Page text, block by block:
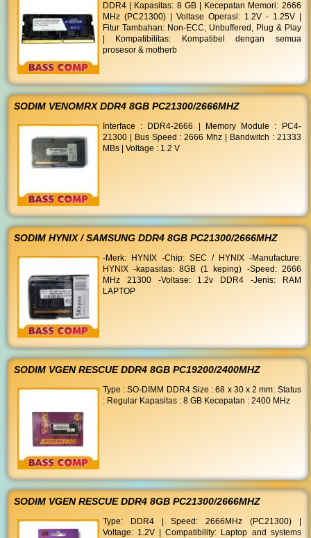
DDR4 | Kapasitas: 8 GB | Kecepatan Memori: 2666
MHz (PC21300) | Voltase Operasi: 1.2V - 1.25V |
Fitur Tambahan: Non-ECC, Unbuffered, Plug & Play
| Kompatibilitas: Kompatibel dengan semua
prosesor & motherb
SODIM VENOMRX DDR4 8GB PC21300/2666MHZ
Interface : DDR4-2666 | Memory Module : PC4-
21300 | Bus Speed : 2666 Mhz | Bandwitch : 21333
MBs | Voltage : 1.2 V
SODIM HYNIX / SAMSUNG DDR4 8GB PC21300/2666MHZ
-Merk: HYNIX -Chip: SEC / HYNIX -Manufacture:
HYNIX -kapasitas: 8GB (1 keping) -Speed: 2666
MHz 21300 -Voltase: 1.2v DDR4 -Jenis: RAM
LAPTOP
SODIM VGEN RESCUE DDR4 8GB PC19200/2400MHZ
Type : SO-DIMM DDR4 Size : 68 x 30 x 2 mm: Status
: Regular Kapasitas : 8 GB Kecepatan : 2400 MHz
SODIM VGEN RESCUE DDR4 8GB PC21300/2666MHZ
Type: DDR4 | Speed: 2666MHz (PC21300) |
Voltage: 1.2V | Compatibility: Laptop and systems